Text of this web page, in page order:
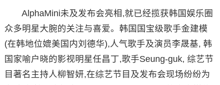
AlphaMini未及发布会亮相,就已经揽获韩国娱乐圈
众多明星大腕的关注与喜爱。韩国国宝级歌手金建模
(在韩地位媲美国内刘德华),人气歌手及演员李晟基, 韩
国家喻户晓的影视明星任昌丁,歌手Seung-guk, 综艺节
目著名主持人柳智妍,在综艺节目及发布会现场纷纷为